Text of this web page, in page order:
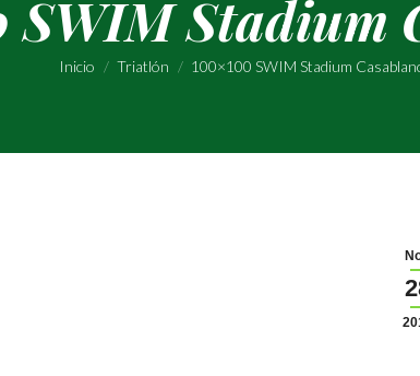
SWIM Stadium
Estás aquí:
Inicio Triatlón 100×100 SWIM Stadium